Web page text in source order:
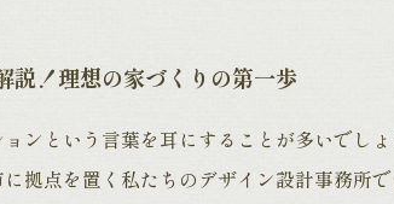
説！理想の家づくりの第一歩
ンという言葉を耳にすることが多いでし
拠点を置く私たちのデザイン設計事務所